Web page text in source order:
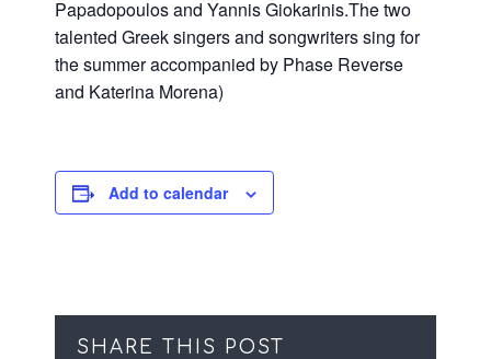
Papadopoulos and Yannis Giokarinis.The two
talented Greek singers and songwriters sing for
the summer accompanied by Phase Reverse
and Katerina Morena)
Add to calendar
SHARE THIS POST